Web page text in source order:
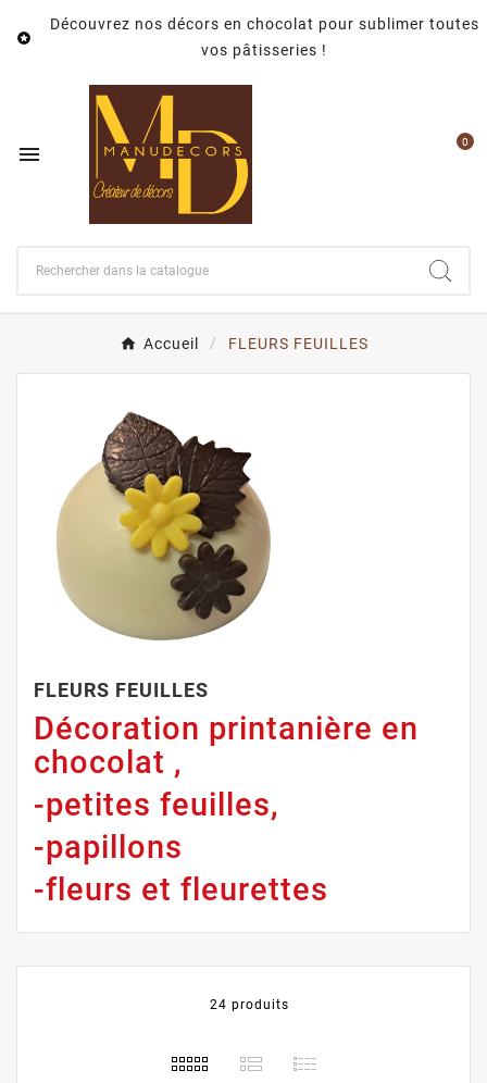

Découvrez nos décors en chocolat pour sublimer toutes
vos pâtisseries !
 0
Accueil FLEURS FEUILLES
FLEURS FEUILLES
Décoration printanière en
chocolat ,
-petites feuilles,
-papillons
-fleurs et fleurettes
24 produits